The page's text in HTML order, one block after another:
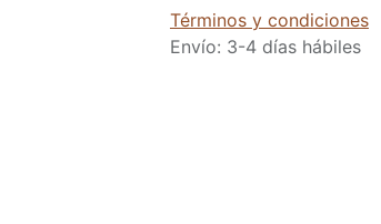
Términos y condiciones
Envío: 3-4 días hábiles